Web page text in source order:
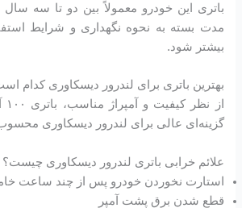
باتری این خودرو معمولاً بین دو تا سه سال
مدت بسته به نحوه نگهداری و شرایط
بیشتر شود.
بهترین باتری برای لندرور دیسکاوری کدام
گزینه‌ای عالی برای لندرور دیسکاوری
علائم خرابی باتری لندرور دیسکاوری چیست؟
استارت نخوردن خودرو پس از چند ساعت
قطع شدن برق پشت آمپر